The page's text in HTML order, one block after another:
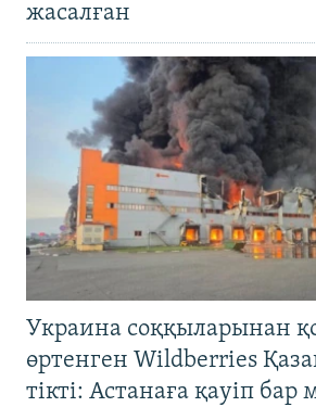
жасалған
Украина соққыларынан
өртенген Wildberries
тікті: Астанаға қауіп бар